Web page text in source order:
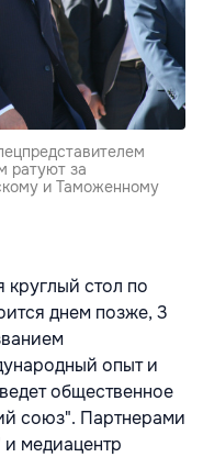
ратуют за
и Таможенному
круглый стол по
днем позже, 3
опыт и
общественное
союз". Партнерами
медиацентр